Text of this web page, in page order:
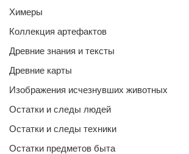
Химеры
Коллекция артефактов
Древние знания и тексты
Древние карты
Изображения исчезнувших животных
Остатки и следы людей
Остатки и следы техники
Остатки предметов быта